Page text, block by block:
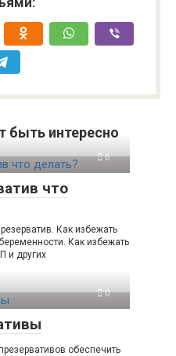
интересно
6
что
Как избежать
Как избежать
и других
0
обеспечить